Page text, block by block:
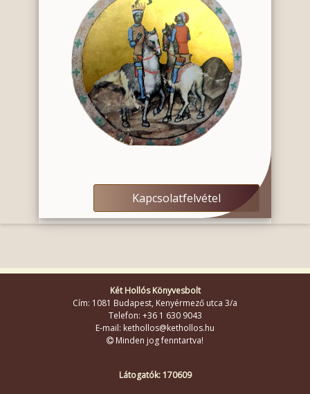
Kapcsolatfelvétel
Két Hollós Könyvesbolt
Cím: 1081 Budapest, Kenyérmező utca 3/a
Telefon: +36 1 630 9043
E-mail: kethollos@kethollos.hu
Minden jog fenntartva!
Látogatók: 170609